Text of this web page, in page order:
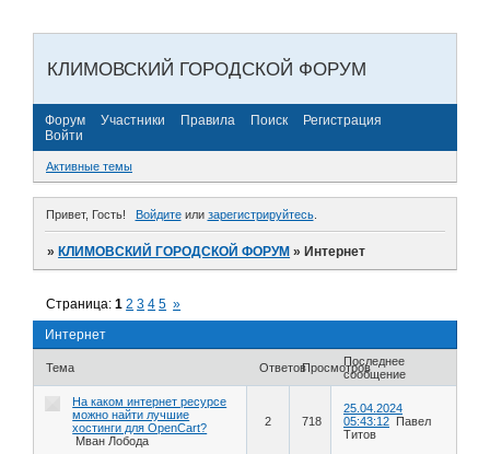
КЛИМОВСКИЙ ГОРОДСКОЙ ФОРУМ
Форум Участники Правила Поиск
Регистрация
Войти
Активные темы
Привет, Гость! Войдитеили зарегистрируйтесь.
»КЛИМОВСКИЙ ГОРОДСКОЙ ФОРУМ »Интернет
Интернет
Страница:1 2 3 4 5 »
Тема ОтветовПросмотровПоследнее
сообщение
На каком интернет ресурсе
можно найти лучшие
хостинги для OpenCart?
Мван Лобода
2 718
25.04.2024
05:43:12
Павел
Титов